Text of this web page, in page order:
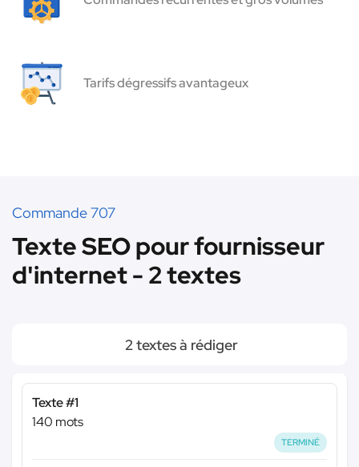
Tarifs dégressifs avantageux
Commande 707
Texte SEO pour fournisseur
d'internet - 2 textes
2 textes à rédiger
Texte #1
140 mots
TERMINÉ